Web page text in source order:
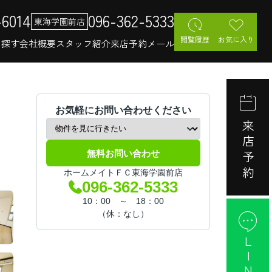
東海学園前店 096-362-5333
す会社概要スタッフ紹介来店予約メール 閲覧履歴 お気に入り
お気軽にお問い合わせください
無料お問い合わせ
ホームメイトＦＣ東海学園前店
096-362-5333
10：00 ～ 18：00
（休：なし）
来店予約